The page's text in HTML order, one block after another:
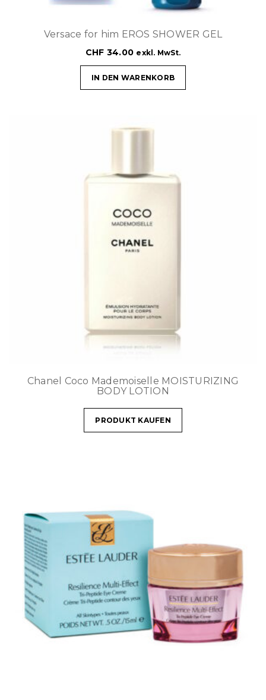
Versace for him EROS SHOWER GEL
CHF 34.00 exkl. MwSt.
IN DEN WARENKORB
Chanel Coco Mademoiselle MOISTURIZING
BODY LOTION
PRODUKT KAUFEN